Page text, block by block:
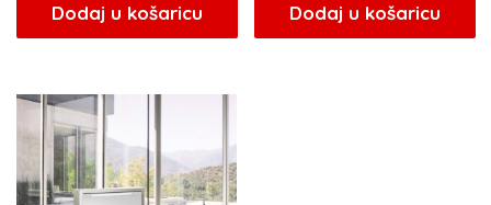
Dodaj u košaricu Dodaj u košaricu